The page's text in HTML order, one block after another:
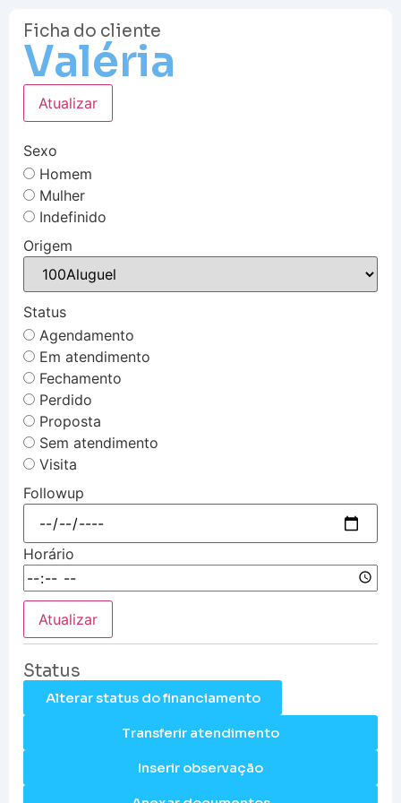
Ficha do cliente
Valéria
Atualizar
Sexo
Homem
Mulher
Indefinido
Origem
Status
Agendamento
Em atendimento
Fechamento
Perdido
Proposta
Sem atendimento
Visita
Followup
Horário
Atualizar
Status
Alterar status do financiamento
Transferir atendimento
Inserir observação